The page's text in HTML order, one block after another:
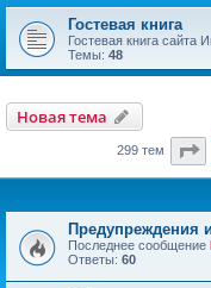
Гостевая книга
Гостевая книга сайта
Темы: 48
Новая тема
299 тем
Предупреждения
Последнее сообщение
Ответы: 60